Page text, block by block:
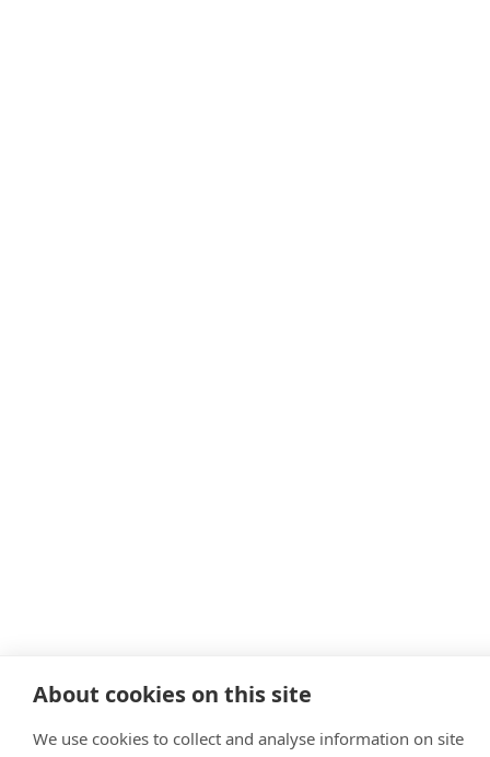
About cookies on this site
We use cookies to collect and analyse information on site